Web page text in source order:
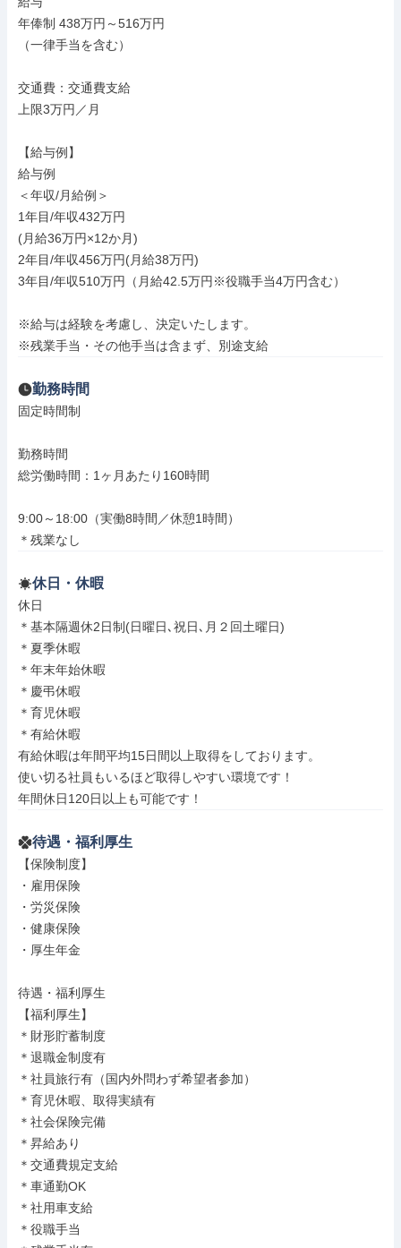
年俸制 438万円～516万円
（一律手当を含む）
交通費：交通費支給
上限3万円／月
【給与例】
給与例
＜年収/月給例＞
1年目/年収432万円
(月給36万円×12か月)
2年目/年収456万円(月給38万円)
3年目/年収510万円（月給42.5万円※役職手当4万円含む）
※給与は経験を考慮し、決定いたします。
※残業手当・その他手当は含まず、別途支給
勤務時間
固定時間制
勤務時間
総労働時間：1ヶ月あたり160時間
9:00～18:00（実働8時間／休憩1時間）
＊残業なし
休日・休暇
休日
＊基本隔週休2日制(日曜日､祝日､月２回土曜日)
＊夏季休暇
＊年末年始休暇
＊慶弔休暇
＊育児休暇
＊有給休暇
有給休暇は年間平均15日間以上取得をしております。
使い切る社員もいるほど取得しやすい環境です！
年間休日120日以上も可能です！
待遇・福利厚生
【保険制度】
・雇用保険
・労災保険
・健康保険
・厚生年金
待遇・福利厚生
【福利厚生】
＊財形貯蓄制度
＊退職金制度有
＊社員旅行有（国内外問わず希望者参加）
＊育児休暇、取得実績有
＊社会保険完備
＊昇給あり
＊交通費規定支給
＊車通勤OK
＊社用車支給
＊役職手当